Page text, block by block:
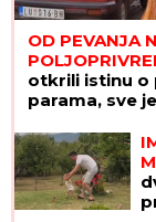
OD PEVANJA
otkrili istinu o
parama, sve